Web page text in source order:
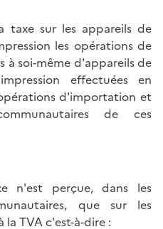
taxe sur les appareils de
les opérations de
à soi-même d'appareils de
effectuées en
d'importation et
de ces
n'est perçue, dans les
que sur les
la TVA c'est-à-dire :